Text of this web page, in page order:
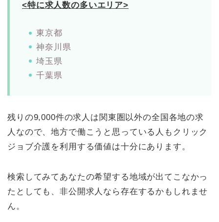
<特に求人数の多いエリア>
東京都
神奈川県
埼玉県
千葉県
残りの9,000件の求人は関東圏以外の全国各地の求
人なので、地方で働こうと思っている人もクリック
ジョブ介護を利用する価値は十分にあります。
検索してみてあなたの希望する地域が出てこなかっ
たとしても、非公開求人なら存在するかもしれませ
ん。